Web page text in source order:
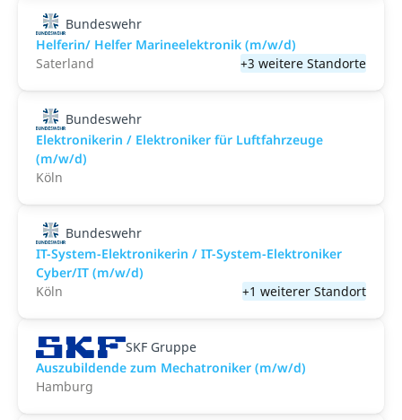
Bundeswehr
Helferin/ Helfer Marineelektronik (m/w/d)
Saterland
+3 weitere Standorte
Bundeswehr
Elektronikerin / Elektroniker für Luft­fahr­zeuge
(m/w/d)
Köln
Bundeswehr
IT-System-Elektronikerin / IT-System-Elektroniker
Cyber/IT (m/w/d)
Köln
+1 weiterer Standort
SKF Gruppe
Auszubildende zum Mechatroniker (m/w/d)
Hamburg